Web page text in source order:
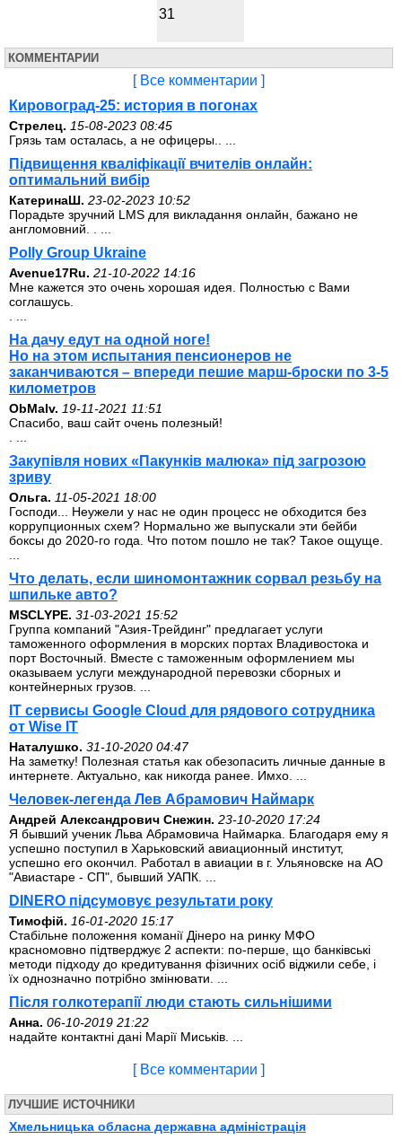
31
КОММЕНТАРИИ
[ Все комментарии ]
Кировоград-25: история в погонах
Стрелец. 15-08-2023 08:45
Грязь там осталась, а не офицеры.. ...
Підвищення кваліфікації вчителів онлайн:
оптимальний вибір
КатеринаШ. 23-02-2023 10:52
Порадьте зручний LMS для викладання онлайн, бажано не
англомовний. . ...
Polly Group Ukraine
Avenue17Ru. 21-10-2022 14:16
Мне кажется это очень хорошая идея. Полностью с Вами
соглашусь.
На дачу едут на одной ноге!
Но на этом испытания пенсионеров не
заканчиваются – впереди пешие марш-броски по 3-5
километров
ОbMalv. 19-11-2021 11:51
Спасибо, ваш сайт очень полезный!
Закупівля нових «Пакунків малюка» під загрозою
зриву
Ольга. 11-05-2021 18:00
Господи... Неужели у нас не один процесс не обходится без
коррупционных схем? Нормально же выпускали эти бейби
боксы до 2020-го года. Что потом пошло не так? Такое ощуще.
Что делать, если шиномонтажник сорвал резьбу на
шпильке авто?
MSCLYPE. 31-03-2021 15:52
Группа компаний "Азия-Трейдинг" предлагает услуги
таможенного оформления в морских портах Владивостока и
порт Восточный. Вместе с таможенным оформлением мы
оказываем услуги международной перевозки сборных и
контейнерных грузов. ...
IT сервисы Google Cloud для рядового сотрудника
от Wise IT
Наталушко. 31-10-2020 04:47
На заметку! Полезная статья как обезопасить личные данные в
интернете. Актуально, как никогда ранее. Имхо. ...
Человек-легенда Лев Абрамович Наймарк
Андрей Александрович Снежин. 23-10-2020 17:24
Я бывший ученик Льва Абрамовича Наймарка. Благодаря ему я
успешно поступил в Харьковский авиационный институт,
успешно его окончил. Работал в авиации в г. Ульяновске на АО
"Авиастаре - СП", бывший УАПК. ...
DINERO підсумовує результати року
Тимофій. 16-01-2020 15:17
Стабільне положення команії Дінеро на ринку МФО
красномовно підтверджує 2 аспекти: по-перше, що банківські
методи підходу до кредитування фізичних осіб віджили себе, і
їх однозначно потрібно змінювати. ...
Після голкотерапії люди стають сильнішими
Анна. 06-10-2019 21:22
надайте контактні дані Марії Миськів. ...
[ Все комментарии ]
ЛУЧШИЕ ИСТОЧНИКИ
Хмельницька обласна державна адміністрація